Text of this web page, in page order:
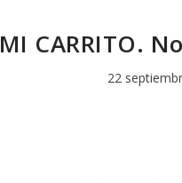
MI CARRITO.
22